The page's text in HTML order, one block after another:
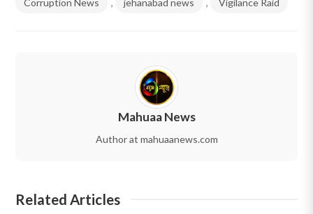
Mahuaa News
Author at mahuaanews.com
Related Articles